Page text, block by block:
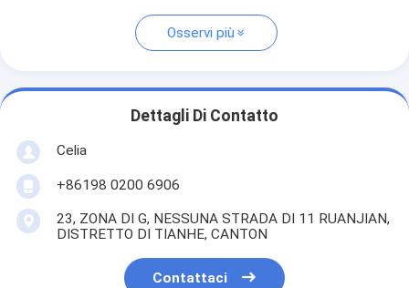
Osservi più
Dettagli Di Contatto
Celia
+86198 0200 6906
23, ZONA DI G, NESSUNA STRADA DI 11 RUANJIAN,
DISTRETTO DI TIANHE, CANTON
Contattaci